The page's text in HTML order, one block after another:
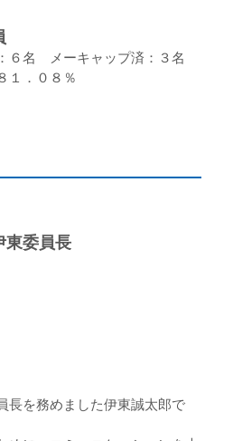
６名 メーキャップ済：３名
１．０８％
東委員長
長を務めました伊東誠太郎で